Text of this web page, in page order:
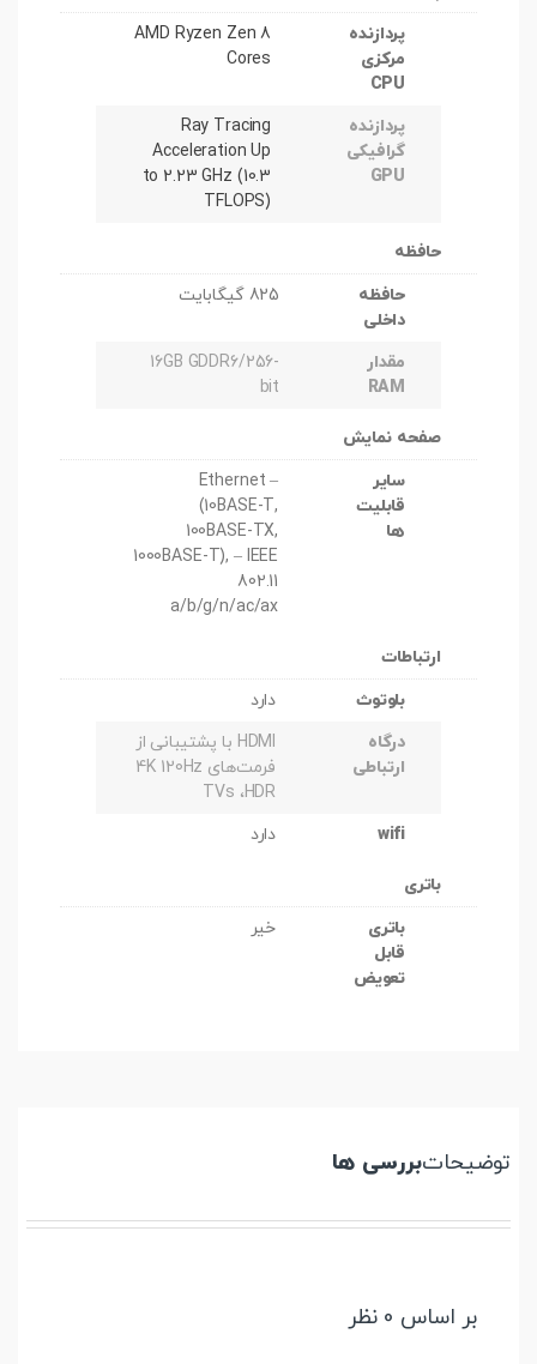
پردازنده
مرکزی
CPU
AMD Ryzen Zen 8
Cores
پردازنده
گرافیکی
GPU
Ray Tracing
Acceleration Up
to 2.23 GHz (10.3
TFLOPS)
حافظه
حافظه
داخلی
825 گیگابایت
مقدار
RAM
16GB GDDR6/256-
bit
صفحه نمایش
سایر
قابلیت
ها
– Ethernet
(10BASE-T,
100BASE-TX,
1000BASE-T), – IEEE
802.11
a/b/g/n/ac/ax
ارتباطات
بلوتوث
دارد
درگاه
ارتباطی
HDMI با پشتیبانی از
فرمت‌های 4K 120Hz
TVs ،HDR
wifi
دارد
باتری
باتری
قابل
تعویض
خیر
توضیحاتبررسی ها
بر اساس 0 نظر